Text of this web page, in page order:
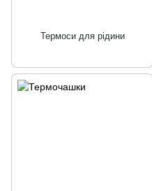
Термоси для рідини